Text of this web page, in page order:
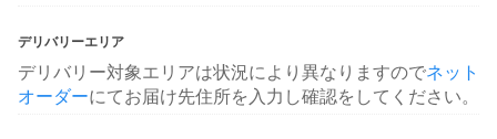
デリバリーエリア
デリバリー対象エリアは状況により異なりますのでネット
オーダーにてお届け先住所を入力し確認をしてください。